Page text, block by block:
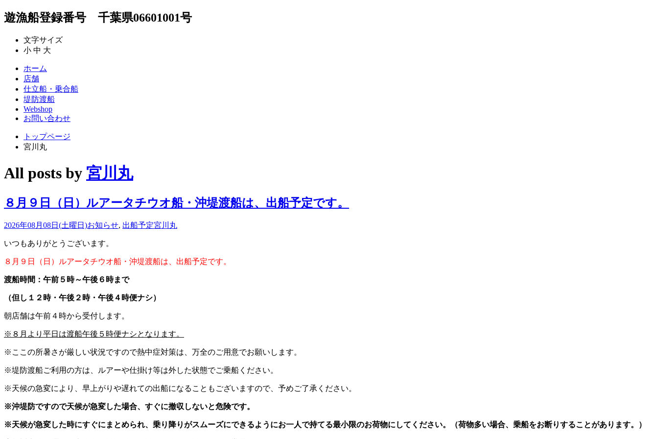
遊漁船登録番号 千葉県06601001号
文字サイズ
小 中 大
ホーム
店舗
仕立船・乗合船
堤防渡船
Webshop
お問い合わせ
トップページ
宮川丸
All posts by 宮川丸
８月９日（日）ルアータチウオ船・沖堤渡船は、出船予定です。
2026年08月08日(土曜日)お知らせ, 出船予定宮川丸
いつもありがとうございます。
８月９日（日）ルアータチウオ船・ 沖堤渡船は、出船予定です。
渡船時間： 午前５時～午後６時まで
（但し１２時・午後２時・午後４時便ナシ）
朝店舗は午前４時から受付します。
※８月より平日は渡船午後５時便ナシとなります。
※ここの所暑さが厳しい状況ですので熱中症対策は、万全のご用意でお願いします。
※堤防渡船ご利用の方は、ルアーや仕掛け等は外した状態でご乗船ください。
※天候の急変により、早上がりや遅れての出船になることもございますので、予めご了承ください。
※沖堤防ですので天候が急変した場合、すぐに撤収しないと危険です。
※天候が急変した時にすぐにまとめられ、乗り降りがスムーズにできるようにお一人で持てる最小限のお荷物にしてください。（荷物多い場合、乗船をお断りすることがあります。）